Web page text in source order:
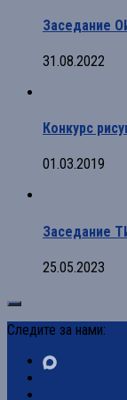
Заседание
31.08.2022
Конкурс
01.03.2019
Заседание
25.05.2023
Следите за нами: